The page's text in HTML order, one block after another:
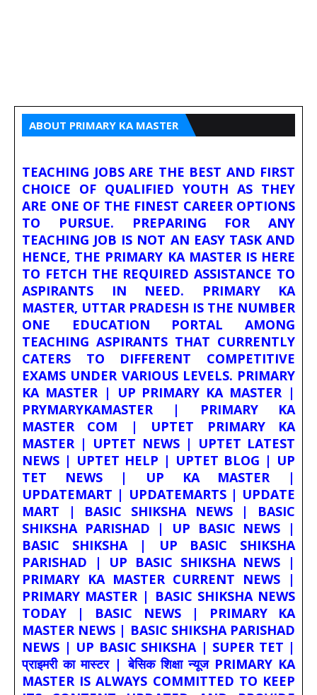
ABOUT PRIMARY KA MASTER
TEACHING JOBS ARE THE BEST AND FIRST
CHOICE OF QUALIFIED YOUTH AS THEY
ARE ONE OF THE FINEST CAREER OPTIONS
TO PURSUE. PREPARING FOR ANY
TEACHING JOB IS NOT AN EASY TASK AND
HENCE, THE PRIMARY KA MASTER IS HERE
TO FETCH THE REQUIRED ASSISTANCE TO
ASPIRANTS IN NEED. PRIMARY KA
MASTER, UTTAR PRADESH IS THE NUMBER
ONE EDUCATION PORTAL AMONG
TEACHING ASPIRANTS THAT CURRENTLY
CATERS TO DIFFERENT COMPETITIVE
EXAMS UNDER VARIOUS LEVELS. PRIMARY
KA MASTER | UP PRIMARY KA MASTER |
PRYMARYKAMASTER | PRIMARY KA
MASTER COM | UPTET PRIMARY KA
MASTER | UPTET NEWS | UPTET LATEST
NEWS | UPTET HELP | UPTET BLOG | UP
TET NEWS | UP KA MASTER |
UPDATEMART | UPDATEMARTS | UPDATE
MART | BASIC SHIKSHA NEWS | BASIC
SHIKSHA PARISHAD | UP BASIC NEWS |
BASIC SHIKSHA | UP BASIC SHIKSHA
PARISHAD | UP BASIC SHIKSHA NEWS |
PRIMARY KA MASTER CURRENT NEWS |
PRIMARY MASTER | BASIC SHIKSHA NEWS
TODAY | BASIC NEWS | PRIMARY KA
MASTER NEWS | BASIC SHIKSHA PARISHAD
NEWS | UP BASIC SHIKSHA | SUPER TET |
प्राइमरी का मास्टर | बेसिक शिक्षा न्यूज PRIMARY KA
MASTER IS ALWAYS COMMITTED TO KEEP